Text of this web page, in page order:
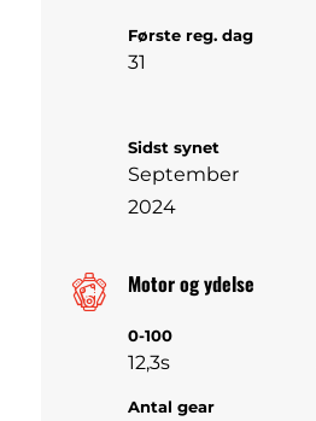
Første reg. dag
31
Sidst synet
September
2024
Motor og ydelse
0-100
12,3s
Antal gear